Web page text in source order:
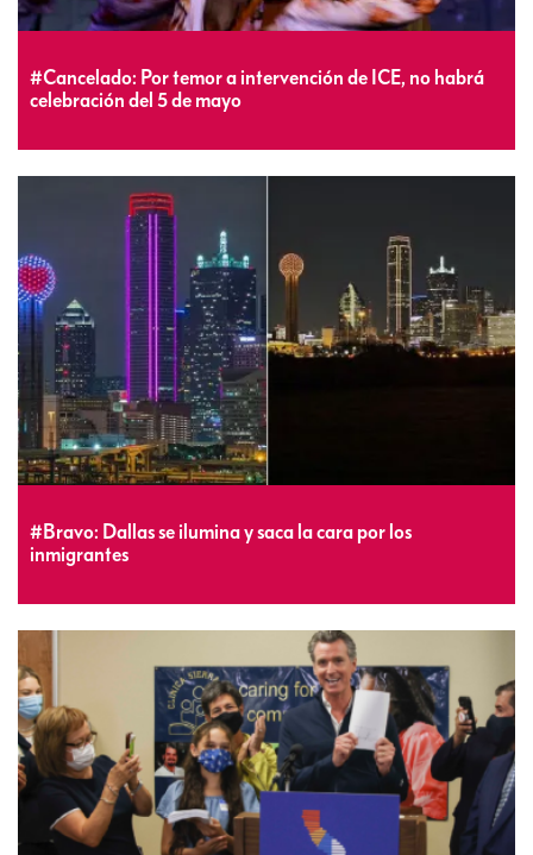
#Cancelado: Por temor a intervención de ICE, no habrá
celebración del 5 de mayo
#Bravo: Dallas se ilumina y saca la cara por los
inmigrantes